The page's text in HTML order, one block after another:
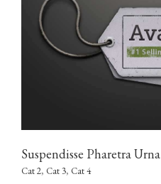
Suspendisse Pharetra Urna
Cat 2, Cat 3, Cat 4